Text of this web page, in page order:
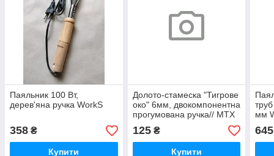
Паяльник 100 Вт,
дерев'яна ручка WorkS
358 ₴
Купити
Долото-стамеска "Тигрове
око" 6мм, двокомпонентна
прогумована ручка// MTX
125₴
Купити
мм
645